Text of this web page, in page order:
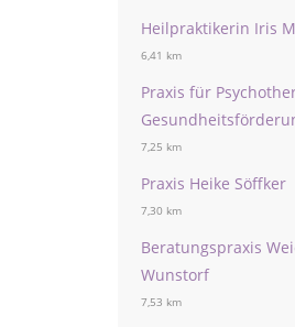
Heilpraktikerin Iris
6,41 km
Praxis für
7,25 km
Praxis Heike Söffker
7,30 km
Beratungspraxis
Wunstorf
7,53 km